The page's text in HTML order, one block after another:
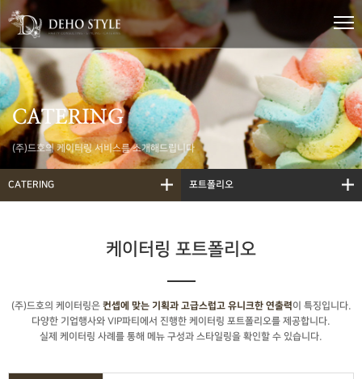
CATERING
(주)드호의 케이터링 서비스를 소개해드립니다
CATERING 포트폴리오
케이터링 포트폴리오
(주)드호의 케이터링은 컨셉에 맞는 기획과 고급스럽고 유니크한 연출력이 특징입니다.
다양한 기업행사와 VIP파티에서 진행한 케이터링 포트폴리오를 제공합니다.
실제 케이터링 사례를 통해 메뉴 구성과 스타일링을 확인할 수 있습니다.